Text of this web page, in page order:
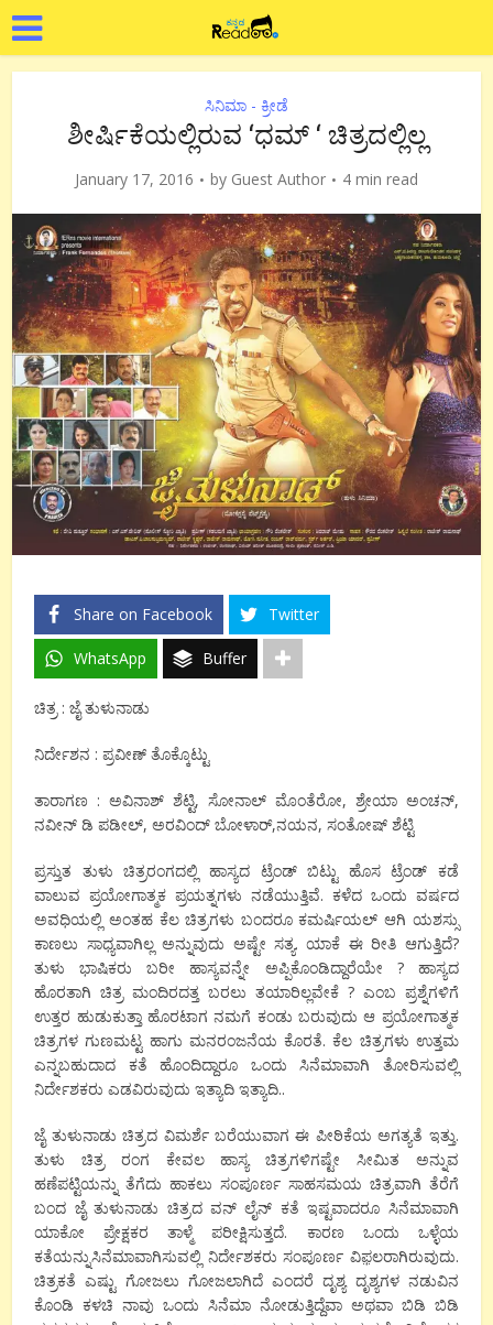
ಸಿನಿಮಾ - ಕ್ರೀಡೆ
ಶೀರ್ಷಿಕೆಯಲ್ಲಿರುವ ‘ಧಮ್ ‘ ಚಿತ್ರದಲ್ಲಿಲ್ಲ
January 17, 2016 by Guest Author 4 min read
Share on Facebook Twitter
WhatsApp Buffer
ಚಿತ್ರ : ಜೈ ತುಳುನಾಡು
ನಿರ್ದೇಶನ : ಪ್ರವೀಣ್ ತೊಕ್ಕೊಟ್ಟು
ತಾರಾಗಣ : ಅವಿನಾಶ್ ಶೆಟ್ಟಿ, ಸೋನಾಲ್ ಮೊಂತೆರೋ, ಶ್ರೇಯಾ ಅಂಚನ್,
ನವೀನ್ ಡಿ ಪಡೀಲ್, ಅರವಿಂದ್ ಬೋಳಾರ್,ನಯನ, ಸಂತೋಷ್ ಶೆಟ್ಟಿ
ಪ್ರಸ್ತುತ ತುಳು ಚಿತ್ರರಂಗದಲ್ಲಿ ಹಾಸ್ಯದ ಟ್ರೆಂಡ್ ಬಿಟ್ಟು ಹೊಸ ಟ್ರೆಂಡ್ ಕಡೆ
ವಾಲುವ ಪ್ರಯೋಗಾತ್ಮಕ ಪ್ರಯತ್ನಗಳು ನಡೆಯುತ್ತಿವೆ. ಕಳೆದ ಒಂದು ವರ್ಷದ
ಅವಧಿಯಲ್ಲಿ ಅಂತಹ ಕೆಲ ಚಿತ್ರಗಳು ಬಂದರೂ ಕಮರ್ಷಿಯಲ್ ಆಗಿ ಯಶಸ್ಸು
ಕಾಣಲು ಸಾಧ್ಯವಾಗಿಲ್ಲ ಅನ್ನುವುದು ಅಷ್ಟೇ ಸತ್ಯ. ಯಾಕೆ ಈ ರೀತಿ ಆಗುತ್ತಿದೆ?
ತುಳು ಭಾಷಿಕರು ಬರೀ ಹಾಸ್ಯವನ್ನೇ ಅಪ್ಪಿಕೊಂಡಿದ್ದಾರೆಯೇ ? ಹಾಸ್ಯದ
ಹೊರತಾಗಿ ಚಿತ್ರ ಮಂದಿರದತ್ತ ಬರಲು ತಯಾರಿಲ್ಲವೇಕೆ ? ಎಂಬ ಪ್ರಶ್ನೆಗಳಿಗೆ
ಉತ್ತರ ಹುಡುಕುತ್ತಾ ಹೊರಟಾಗ ನಮಗೆ ಕಂಡು ಬರುವುದು ಆ ಪ್ರಯೋಗಾತ್ಮಕ
ಚಿತ್ರಗಳ ಗುಣಮಟ್ಟ ಹಾಗು ಮನರಂಜನೆಯ ಕೊರತೆ. ಕೆಲ ಚಿತ್ರಗಳು ಉತ್ತಮ
ಎನ್ನಬಹುದಾದ ಕತೆ ಹೊಂದಿದ್ದಾರೂ ಒಂದು ಸಿನೆಮಾವಾಗಿ ತೋರಿಸುವಲ್ಲಿ
ನಿರ್ದೇಶಕರು ಎಡವಿರುವುದು ಇತ್ಯಾದಿ ಇತ್ಯಾದಿ..
ಜೈ ತುಳುನಾಡು ಚಿತ್ರದ ವಿಮರ್ಶೆ ಬರೆಯುವಾಗ ಈ ಪೀಠಿಕೆಯ ಅಗತ್ಯತೆ ಇತ್ತು.
ತುಳು ಚಿತ್ರ ರಂಗ ಕೇವಲ ಹಾಸ್ಯ ಚಿತ್ರಗಳಿಗಷ್ಟೇ ಸೀಮಿತ ಅನ್ನುವ
ಹಣೆಪಟ್ಟಿಯನ್ನು ತೆಗೆದು ಹಾಕಲು ಸಂಪೂರ್ಣ ಸಾಹಸಮಯ ಚಿತ್ರವಾಗಿ ತೆರೆಗೆ
ಬಂದ ಜೈ ತುಳುನಾಡು ಚಿತ್ರದ ವನ್ ಲೈನ್ ಕತೆ ಇಷ್ಟವಾದರೂ ಸಿನೆಮಾವಾಗಿ
ಯಾಕೋ ಪ್ರೇಕ್ಷಕರ ತಾಳ್ಮೆ ಪರೀಕ್ಷಿಸುತ್ತದೆ. ಕಾರಣ ಒಂದು ಒಳ್ಳೆಯ
ಕತೆಯನ್ನುಸಿನೆಮಾವಾಗಿಸುವಲ್ಲಿ ನಿರ್ದೇಶಕರು ಸಂಪೂರ್ಣ ವಿಫ಼ಲರಾಗಿರುವುದು.
ಚಿತ್ರಕತೆ ಎಷ್ಟು ಗೋಜಲು ಗೋಜಲಾಗಿದೆ ಎಂದರೆ ದೃಶ್ಯ ದೃಶ್ಯಗಳ ನಡುವಿನ
ಕೊಂಡಿ ಕಳಚಿ ನಾವು ಒಂದು ಸಿನೆಮಾ ನೋಡುತ್ತಿದ್ದೆವಾ ಅಥವಾ ಬಿಡಿ ಬಿಡಿ